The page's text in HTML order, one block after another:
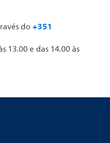
do+351
13.00 e das 14.00 às